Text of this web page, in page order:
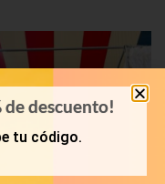
de descuento!
tu código.